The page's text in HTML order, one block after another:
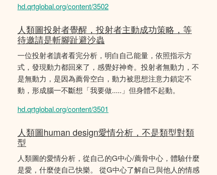
hd.qrtglobal.org/content/3502
人類圖投射者覺醒，投射者主動成功策略，等
待邀請是斬腳趾避沙蟲
一位投射者讀者看完分析，明白自己能量，依照指示方
式，發現動力都回來了，感覺好神奇。投射者無動力，不
是無動力，是因為薦骨空白，動力被思想注意力鎖定不
動，形成腦一不斷想「我要做.....」但身體不起動。
hd.qrtglobal.org/content/3501
人類圖human design愛情分析，不是類型對類
型
人類圖的愛情分析，從自己的G中心/薦骨中心，體驗什麼
是愛，什麼使自己快樂。 從G中心了解自己與他人的情感